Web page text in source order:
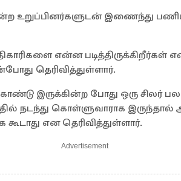
உறுப்பினர்களுடன் இணைந்து
என்ன படித்திருக்கிறீர்கள்
தெரிவித்துள்ளார்.
இருக்கின்ற போது ஒரு சிலர்
நடந்து கொள்ளுவாராக
என தெரிவித்துள்ளார்.
Advertisement